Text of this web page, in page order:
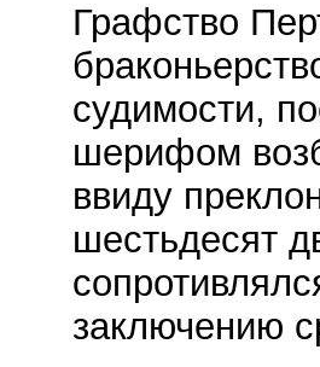
Графство
судимости,
шерифом
ввиду
шестьдесят
заключению